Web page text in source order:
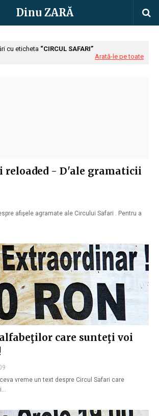
Dinu ZARĂ
cu eticheta
CIRCUL SAFARI
Arată-le pe toate
reloaded - D'ale gramaticii
afişele agramate ale Circului Safari . Pentru a
care sunteţi voi
vreme un text despre Circul Safari care